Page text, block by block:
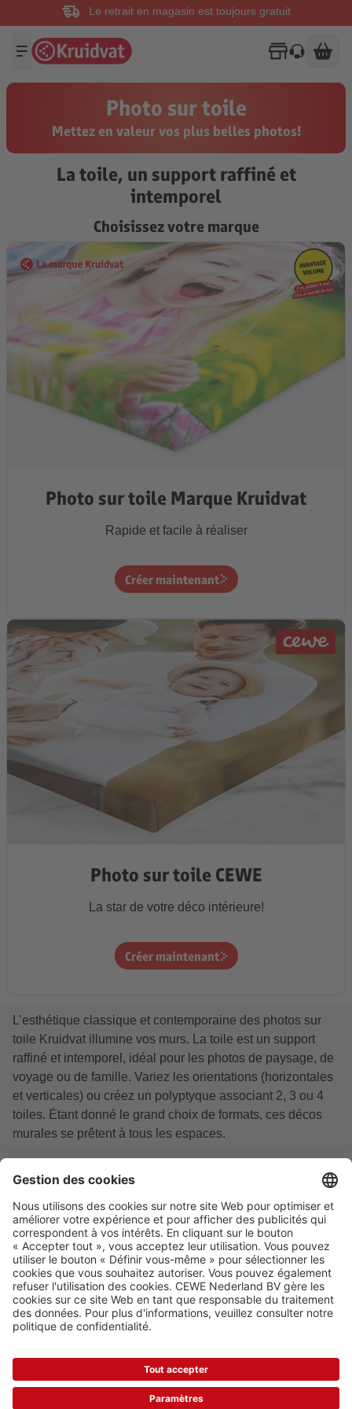
Le retrait en magasin est toujours gratuit
Photo sur toile
Mettez en valeur vos plus belles photos!
La toile, un support raffiné et
intemporel
Choisissez votre marque
Photo sur toile Marque Kruidvat
Rapide et facile à réaliser
Créer maintenant
Photo sur toile CEWE
La star de votre déco intérieure!
Créer maintenant
L’esthétique classique et contemporaine des photos sur
toile Kruidvat illumine vos murs. La toile est un support
raffiné et intemporel, idéal pour les photos de paysage, de
voyage ou de famille. Variez les orientations (horizontales
et verticales) ou créez un polyptyque associant 2, 3 ou 4
toiles. Étant donné le grand choix de formats, ces décos
murales se prêtent à tous les espaces.
Tous les prix indiqués sont hors frais de traitement et d'envoi et TVA incluse.
après la saisie du code de remise. Les remises sont déduites sur les
commandes, placées pendant la période de promotion. Codes promos ne
sont pas cumulables et s’appliquent aux prix de vente réguliers.Voir la page
de promotion ici.
TOUJOURS SURPRENANT ET AVANTAGEUX!
CONDITIONS GÉNÉRALES DE VENTE
CLAUSE DE NON-RESPONSABILITÉ
GESTION DES COOKIES